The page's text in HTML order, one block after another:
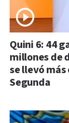
Quini 6: 44
millones de
se llevó más
Segunda